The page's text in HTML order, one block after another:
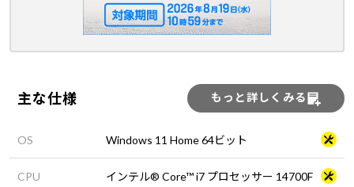
主な仕様 もっと詳しくみる
OS Windows 11 Home 64ビット
CPU インテル® Core™ i7 プロセッサー 14700F